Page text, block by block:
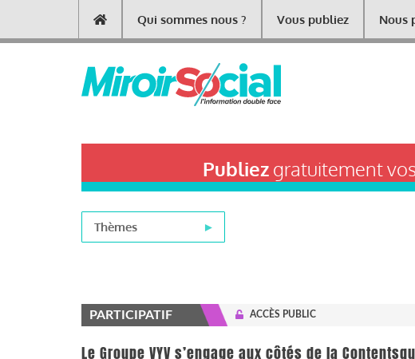
contenu
Main
navigation
Qui sommes nous ? Vous publiez Nous
Publiezgratuitement
Thèmes
PARTICIPATIF ACCÈS PUBLIC
Le Groupe VYV s’engage aux côtés de la